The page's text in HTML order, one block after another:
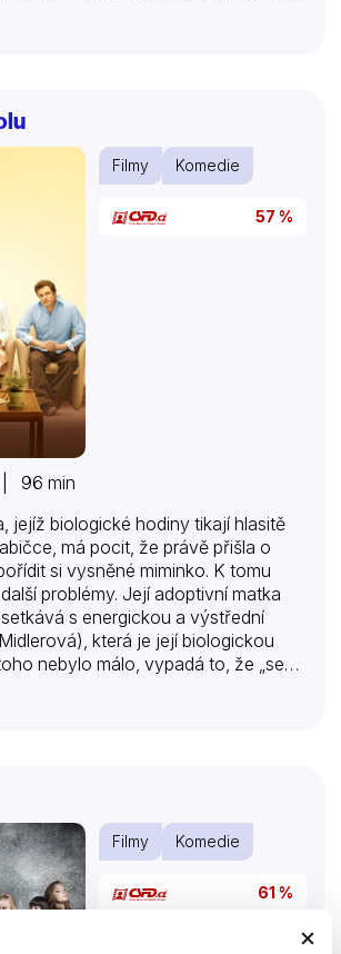
A s Joem Tantem má
Filmy Komedie
57 %
96 min
jejíž biologické hodiny tikají hlasitě
má pocit, že právě přišla o
si vysněné miminko. K tomu
problémy. Její adoptivní matka
s energickou a výstřední
která je její biologickou
nebylo málo, vypadá to, že „sex
s Benem nezůstal bez následků…
okolností najít novou životní
také za kameru a touto
na MFF v Palm Springs,
režisérka.
Filmy Komedie
61 %